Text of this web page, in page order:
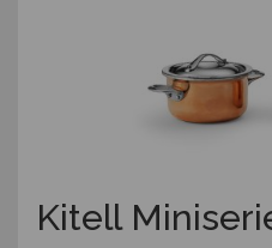
Kitell